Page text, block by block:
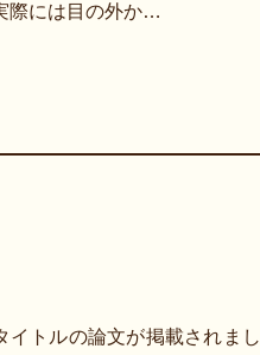
際には目の外か…
トルの論文が掲載されまし